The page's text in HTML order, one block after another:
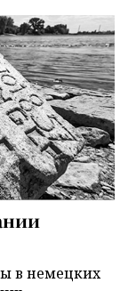
в немецких